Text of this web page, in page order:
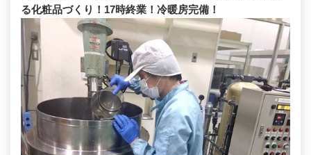
る化粧品づくり！17時終業！冷暖房完備！